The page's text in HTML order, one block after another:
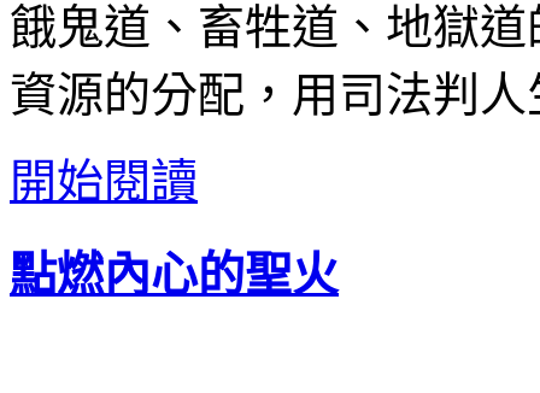
餓鬼道、畜牲道、地獄
資源的分配，用司法判
開始閱讀
點燃內心的聖火